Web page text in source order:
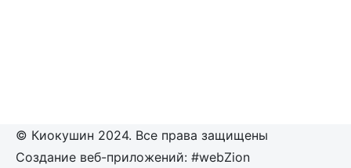
© Киокушин 2024. Все права защищены
Создание веб-приложений: #webZion